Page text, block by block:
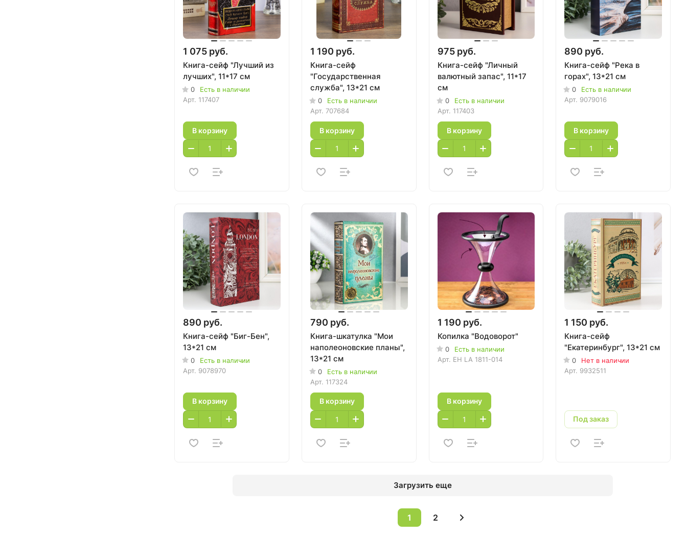
1 075 руб.
Книга-сейф "Лучший из
лучших", 11*17 см
0
Есть в наличии
Арт. 117407
В корзину
1 190 руб.
Книга-сейф
"Государственная
служба", 13*21 см
0
Есть в наличии
Арт. 707684
В корзину
975 руб.
Книга-сейф "Личный
валютный запас", 11*17
см
0
Есть в наличии
Арт. 117403
В корзину
890 руб.
Книга-сейф "Река в
горах", 13*21 см
0
Есть в наличии
Арт. 9079016
В корзину
890 руб.
Книга-сейф "Биг-Бен",
13*21 см
0
Есть в наличии
Арт. 9078970
В корзину
790 руб.
Книга-шкатулка "Мои
наполеоновские планы",
13*21 см
0
Есть в наличии
Арт. 117324
В корзину
1 190 руб.
Копилка "Водоворот"
0
Есть в наличии
Арт. EH LA 1811-014
В корзину
1 150 руб.
Книга-сейф
"Екатеринбург", 13*21 см
0
Нет в наличии
Арт. 9932511
Под заказ
Загрузить еще
1 2